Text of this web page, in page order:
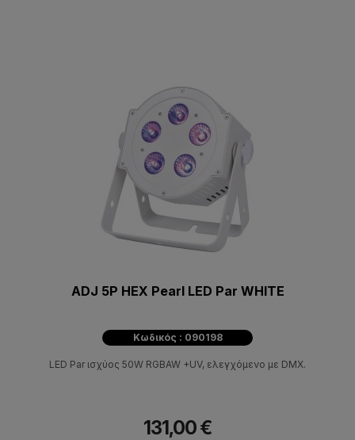
ADJ 5P HEX Pearl LED Par WHITE
Κωδικός : 090198
LED Par ισχύος 50W RGBAW +UV, ελεγχόμενο με DMX.
131,00 €